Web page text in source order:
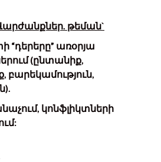
Վարժանքներ. թեման`
“դերերը” առօրյա
(ընտանիք,
կոնֆլիկտների
: